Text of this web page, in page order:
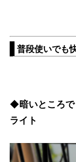
普段使いでも
◆暗いところで
ライト